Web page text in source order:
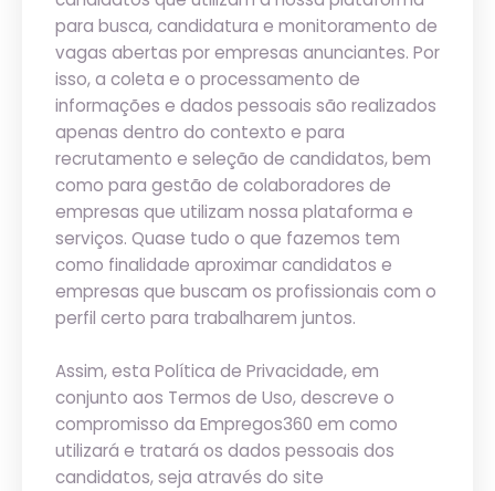
para busca, candidatura e monitoramento de
vagas abertas por empresas anunciantes. Por
isso, a coleta e o processamento de
informações e dados pessoais são realizados
apenas dentro do contexto e para
recrutamento e seleção de candidatos, bem
como para gestão de colaboradores de
empresas que utilizam nossa plataforma e
serviços. Quase tudo o que fazemos tem
como finalidade aproximar candidatos e
empresas que buscam os profissionais com o
perfil certo para trabalharem juntos.
Assim, esta Política de Privacidade, em
conjunto aos Termos de Uso, descreve o
compromisso da Empregos360 em como
utilizará e tratará os dados pessoais dos
candidatos, seja através do site